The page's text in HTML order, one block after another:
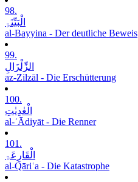
98.
الْبَیِّنَۃِ
al-Bayyina - Der deutliche Beweis
99.
الزِّلْزَالِ
az-Zilzāl - Die Erschütterung
100.
الْعٰدِیٰتِ
al-ʿĀdiyāt - Die Renner
101.
الْقَارِعَۃِ
al-Qāriʿa - Die Katastrophe